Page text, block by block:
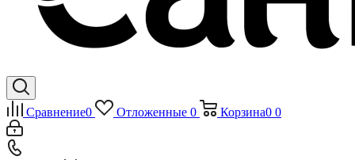
Сравнение0 Отложенные 0 Корзина0 0